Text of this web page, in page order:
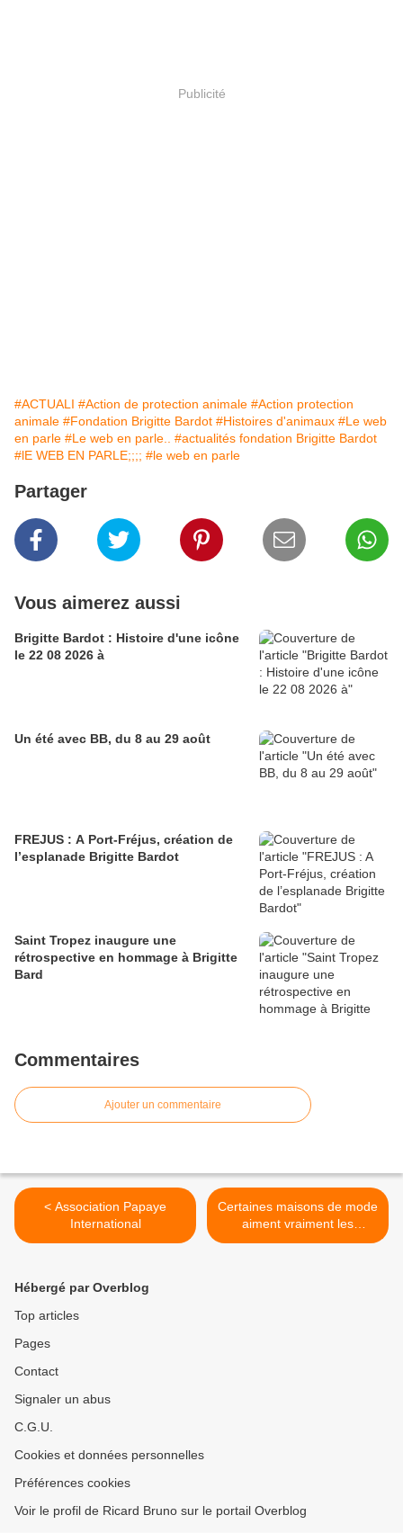
Publicité
#ACTUALI #Action de protection animale #Action protection
animale #Fondation Brigitte Bardot #Histoires d'animaux #Le web
en parle #Le web en parle..
#actualités fondation Brigitte Bardot
#lE WEB EN PARLE;;;; #le web en parle
Partager
Vous aimerez aussi
Brigitte Bardot : Histoire d'une icône
le 22 08 2026 à
Un été avec BB, du 8 au 29 août
FREJUS : A Port-Fréjus, création de
l’esplanade Brigitte Bardot
Saint Tropez inaugure une
rétrospective en hommage à Brigitte
Bard
Commentaires
Ajouter un commentaire
< Association Papaye
International
Certaines maisons de mode
aiment vraiment les
animaux, MORTS ! >
Hébergé par Overblog
Top articles
Pages
Contact
Signaler un abus
C.G.U.
Cookies et données personnelles
Préférences cookies
Voir le profil de Ricard Bruno sur le portail Overblog